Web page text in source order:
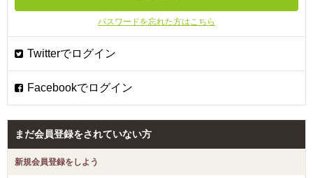
パスワードを忘れた方はこちら
まだ会員登録をされていない方
新規会員登録をしよう